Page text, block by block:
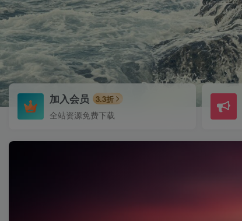
加入会员 3.3折
全站资源免费下载